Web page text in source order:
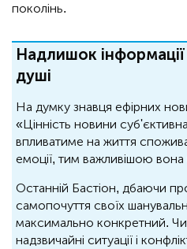
поколінь.
Надлишок
душі
На думку знавця ефірних
«Цінність новини
впливатиме на життя
емоції, тим важливішою вона
Останній Бастіон, дбаючи
самопочуття своїх
максимально конкретний.
надзвичайні ситуації і